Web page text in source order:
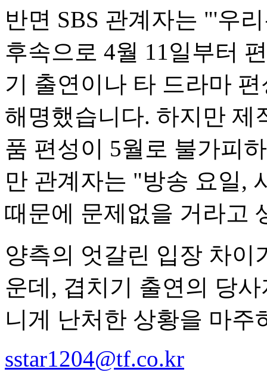
반면 SBS 관계자는 "'우
후속으로 4월 11일부터
기 출연이나 타 드라마
해명했습니다. 하지만 제
품 편성이 5월로 불가피
만 관계자는 "방송 요일,
때문에 문제없을 거라고
양측의 엇갈린 입장 차이
운데, 겹치기 출연의 당
니게 난처한 상황을 마주
sstar1204@tf.co.kr